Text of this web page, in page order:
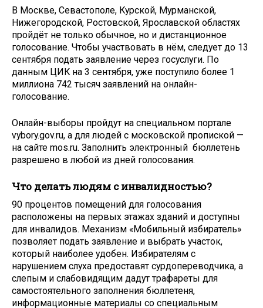
В Москве, Севастополе, Курской, Мурманской,
Нижегородской, Ростовской, Ярославской областях
пройдёт не только обычное, но и дистанционное
голосование. Чтобы участвовать в нём, следует до 13
сентября подать заявление через госуслуги. По
данным ЦИК на 3 сентября, уже поступило более 1
миллиона 742 тысяч заявлений на онлайн-
голосование.
Онлайн-выборы пройдут на специальном портале
vybory.gov.ru, а для людей с московской пропиской —
на сайте mos.ru. Заполнить электронный бюллетень
разрешено в любой из дней голосования.
Что делать людям с инвалидностью?
90 процентов помещений для голосования
расположены на первых этажах зданий и доступны
для инвалидов. Механизм «Мобильный избиратель»
позволяет подать заявление и выбрать участок,
который наиболее удобен. Избирателям с
нарушением слуха предоставят сурдопереводчика, а
слепым и слабовидящим дадут трафареты для
самостоятельного заполнения бюллетеня,
информационные материалы со специальным